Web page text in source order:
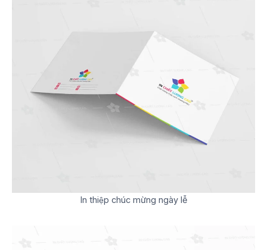
In thiệp chúc mừng ngày lễ